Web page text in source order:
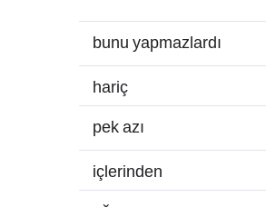
bunu yapmazlardı
hariç
pek azı
içlerinden